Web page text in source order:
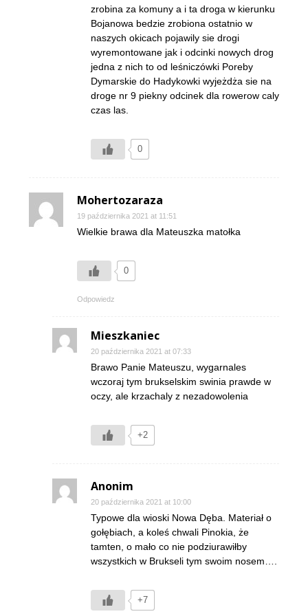
zrobina za komuny a i ta droga w kierunku
Bojanowa bedzie zrobiona ostatnio w
naszych okicach pojawily sie drogi
wyremontowane jak i odcinki nowych drog
jedna z nich to od leśniczówki Poreby
Dymarskie do Hadykowki wyjeżdża sie na
droge nr 9 piekny odcinek dla rowerow caly
czas las.
0
Mohertozaraza
19 października 2021 at 11:51
Wielkie brawa dla Mateuszka matołka
0
Odpowiedz
Mieszkaniec
20 października 2021 at 07:33
Brawo Panie Mateuszu, wygarnales
wczoraj tym brukselskim swinia prawde w
oczy, ale krzachaly z nezadowolenia
+2
Anonim
20 października 2021 at 10:00
Typowe dla wioski Nowa Dęba. Materiał o
gołębiach, a koleś chwali Pinokia, że
tamten, o mało co nie podziurawiłby
wszystkich w Brukseli tym swoim nosem….
+7